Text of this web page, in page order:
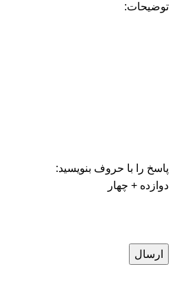
توضیحات:
پاسخ را با حروف بنویسید:
دوازده + چهار